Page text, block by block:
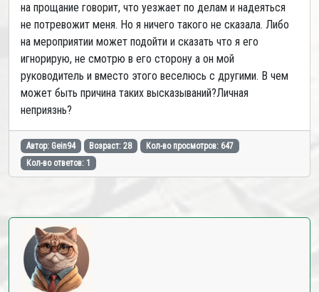
на прощание говорит, что уезжает по делам и надеяться
не потревожит меня. Но я ничего такого не сказала. Либо
на мероприятии может подойти и сказать что я его
игнорирую, не смотрю в его сторону а он мой
руководитель и вместо этого веселюсь с другими. В чем
может быть причина таких высказываний?Личная
неприязнь?
Автор: Gein94 Возраст: 28
Кол-во просмотров: 647
Кол-во ответов: 1